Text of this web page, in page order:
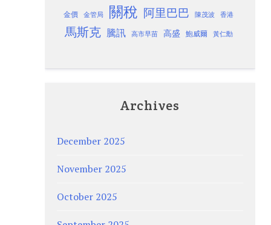
金價 金管局 關稅 阿里巴巴 陳茂波 香港
馬斯克 騰訊 高市早苗 高盛 鮑威爾 黃仁勳
Archives
December 2025
November 2025
October 2025